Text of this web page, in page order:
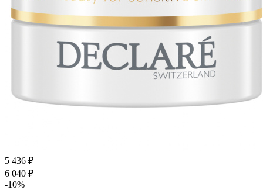
5 436 ₽
6 040 ₽
-10%